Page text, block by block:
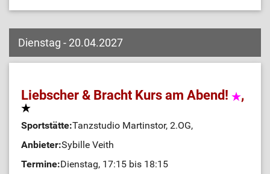
Dienstag - 20.04.2027
Liebscher & Bracht Kurs am Abend! ,
Sportstätte:Tanzstudio Martinstor, 2.OG,
Anbieter:Sybille Veith
Termine:Dienstag, 17:15 bis 18:15